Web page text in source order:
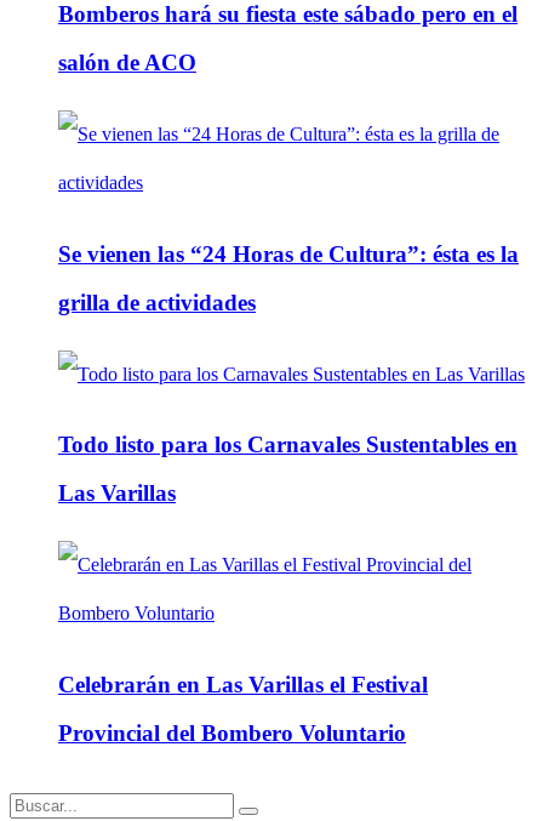
Bomberos hará su fiesta este sábado pero en el
salón de ACO
Se vienen las “24 Horas de Cultura”: ésta es la
grilla de actividades
Todo listo para los Carnavales Sustentables en
Las Varillas
Celebrarán en Las Varillas el Festival
Provincial del Bombero Voluntario